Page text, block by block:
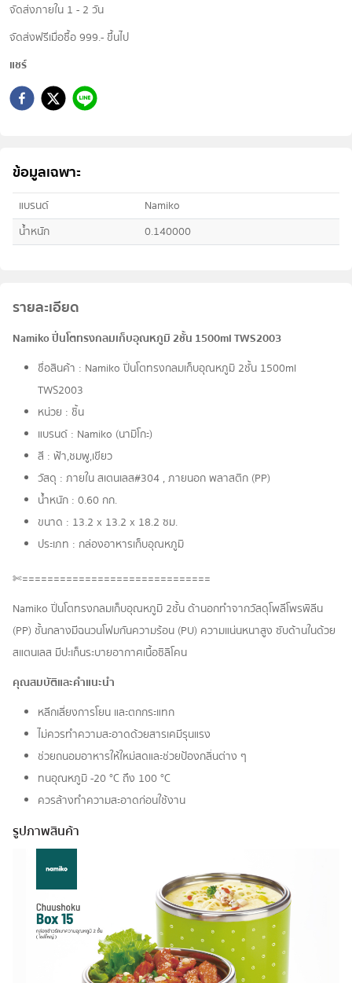
จัดส่งภายใน 1 - 2 วัน
จัดส่งฟรีเมื่อซื้อ 999.- ขึ้นไป
แชร์
ข้อมูลเฉพาะ
แบรนด์
Namiko
น้ำหนัก
0.140000
รายละเอียด
Namiko ปิ่นโตทรงกลมเก็บอุณหภูมิ 2ชั้น 1500ml TWS2003
ชื่อสินค้า : Namiko ปิ่นโตทรงกลมเก็บอุณหภูมิ 2ชั้น 1500ml
TWS2003
หน่วย : ชิ้น
แบรนด์ : Namiko (นามิโกะ)
สี : ฟ้า,ชมพู,เขียว
วัสดุ : ภายใน สเตนเลส#304 , ภายนอก พลาสติก (PP)
น้ำหนัก : 0.60 กก.
ขนาด : 13.2 x 13.2 x 18.2 ซม.
ประเภท : กล่องอาหารเก็บอุณหภูมิ
✄==============================
Namiko ปิ่นโตทรงกลมเก็บอุณหภูมิ 2ชั้น ด้านอกทำจากวัสดุโพลีโพรพิลีน
(PP) ชั้นกลางมีฉนวนโฟมกันความร้อน (PU) ความแน่นหนาสูง ซับด้านในด้วย
สแตนเลส มีปะเก็นระบายอากาศเนื้อซิลิโคน
คุณสมบัติและคำแนะนำ
หลีกเลี่ยงการโยน และตกกระแทก
ไม่ควรทำความสะอาดด้วยสารเคมีรุนแรง
ช่วยถนอมอาหารให้ใหม่สดและช่วยป้องกลิ่นต่าง ๆ
ทนอุณหภูมิ -20 °C ถึง 100 °C
ควรล้างทำความสะอาดก่อนใช้งาน
รูปภาพสินค้า